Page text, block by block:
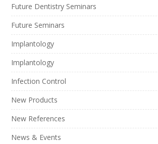
Future Dentistry Seminars
Future Seminars
Implantology
Implantology
Infection Control
New Products
New References
News & Events